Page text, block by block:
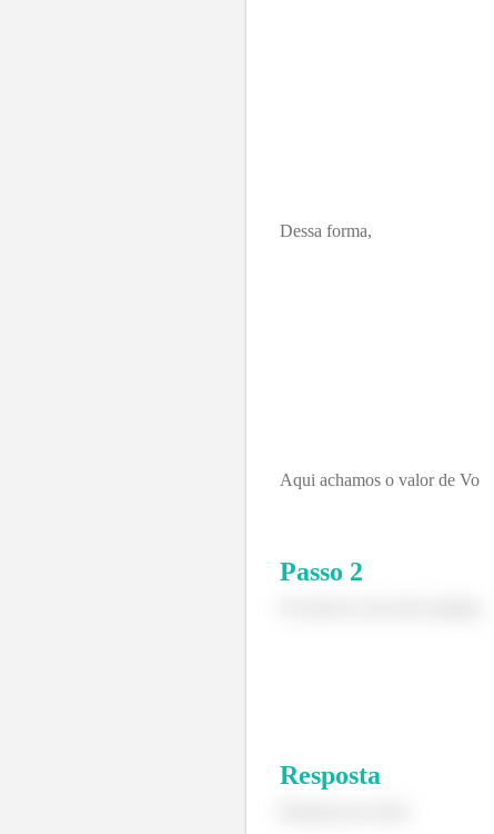
Dessa forma,
Aqui achamos o valor de Vo
Passo 2
Resposta